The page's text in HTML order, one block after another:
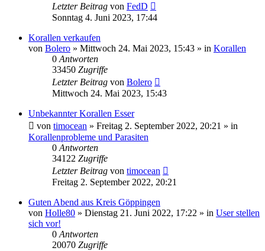
Letzter Beitrag von FedD
Sonntag 4. Juni 2023, 17:44
Korallen verkaufen
von Bolero » Mittwoch 24. Mai 2023, 15:43 » in Korallen
0 Antworten
33450 Zugriffe
Letzter Beitrag von Bolero
Mittwoch 24. Mai 2023, 15:43
Unbekannter Korallen Esser
von timocean » Freitag 2. September 2022, 20:21 » in
Korallenprobleme und Parasiten
0 Antworten
34122 Zugriffe
Letzter Beitrag von timocean
Freitag 2. September 2022, 20:21
Guten Abend aus Kreis Göppingen
von Holle80 » Dienstag 21. Juni 2022, 17:22 » in User stellen
sich vor!
0 Antworten
20070 Zugriffe